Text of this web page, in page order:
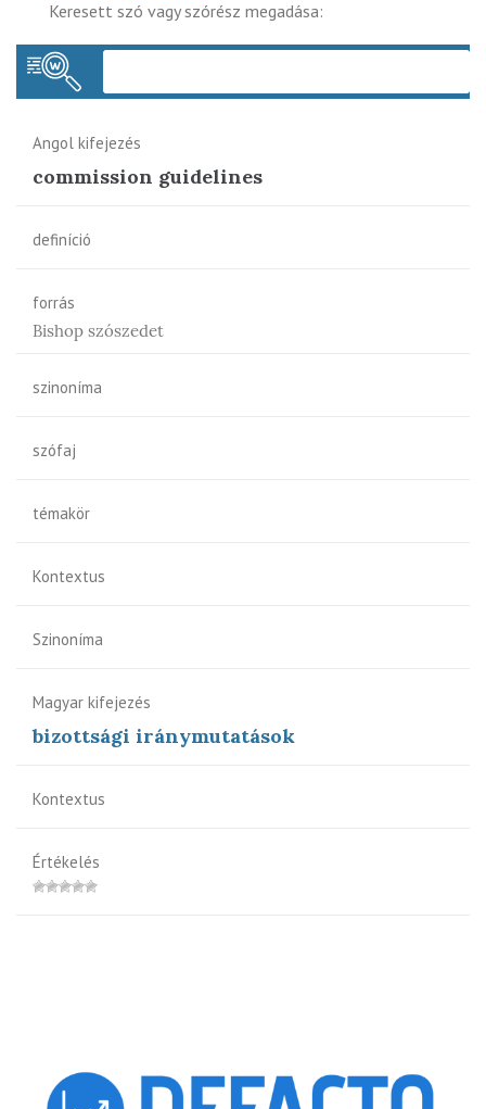
Keresett szó vagy szórész megadása:
Angol kifejezés
commission guidelines
definíció
forrás
Bishop szószedet
szinoníma
szófaj
témakör
Kontextus
Szinoníma
Magyar kifejezés
bizottsági iránymutatások
Kontextus
Értékelés